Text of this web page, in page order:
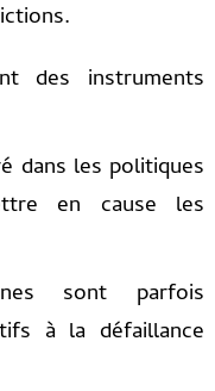
des instruments
dans les politiques
en cause les
sont parfois
à la défaillance